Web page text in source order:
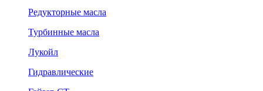
Редукторные масла
Турбинные масла
Лукойл
Гидравлические